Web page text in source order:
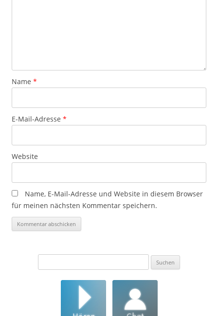
Name *
E-Mail-Adresse *
Website
Name, E-Mail-Adresse und Website in diesem Browser
für meinen nächsten Kommentar speichern.